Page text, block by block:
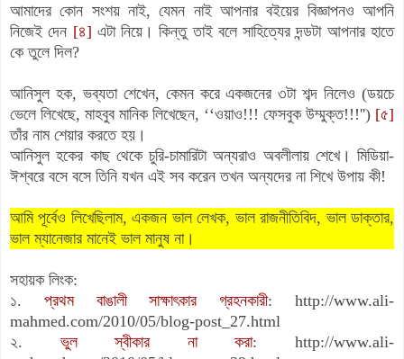
আমাদের কোন সংশয় নাই, যেমন নাই আপনার বইয়ের বিজ্ঞাপনও আপনি
নিজেই দেন [৪] এটা নিয়ে। কিন্তু তাই বলে সাহিত্যের দন্ডটা আপনার হাতে
কে তুলে দিল?
আনিসুল হক, ভব্যতা শেখেন, কেমন করে একজনের ৩টা শব্দ নিলেও (ডয়চে
ভেলে লিখেছে, মাহবুব মানিক লিখেছেন, ‘‘ওয়াও!!! ফেসবুক উম্মুক্ত!!!'') [৫]
তাঁর নাম শেয়ার করতে হয়।
আনিসুল হকের কাছ থেকে চুরি-চামারিটা অন্যরাও অবলীলায় শেখে। মিডিয়া-
ঈশ্বরে বসে বসে তিনি যখন এই সব করেন তখন অন্যদের না শিখে উপায় কী!
আমি পূর্বেও লিখেছিলাম, একজন ভাল লেখক, ভাল রাজনীতিবিদ, ভাল ডাক্তার,
ভাল ম্যানেজার মানেই ভাল মানুষ না।
সহায়ক লিংক:
১. প্রথম বাঙালী সাক্ষাৎকার গ্রহনকারী:http://www.ali-
mahmed.com/2010/05/blog-post_27.html
২. ভুল স্বীকার না করা:http://www.ali-